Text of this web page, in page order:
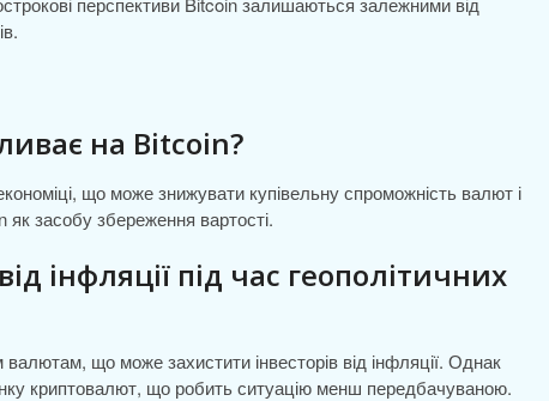
на Bitcoin?
що може знижувати купівельну спроможність валют і
як засобу збереження вартості.
інфляції під час геополітичних
що може захистити інвесторів від інфляції. Однак
криптовалют, що робить ситуацію менш передбачуваною.